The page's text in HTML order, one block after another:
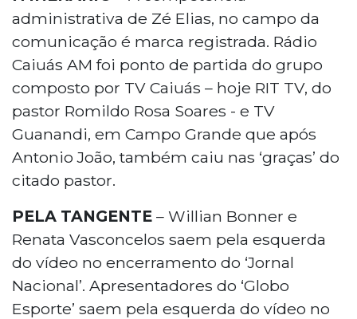
administrativa de Zé Elias, no campo da
comunicação é marca registrada. Rádio
Caiuás AM foi ponto de partida do grupo
composto por TV Caiuás – hoje RIT TV, do
pastor Romildo Rosa Soares - e TV
Guanandi, em Campo Grande que após
Antonio João, também caiu nas ‘graças’ do
citado pastor.
PELA TANGENTE – Willian Bonner e
Renata Vasconcelos saem pela esquerda
do vídeo no encerramento do ‘Jornal
Nacional’. Apresentadores do ‘Globo
Esporte’ saem pela esquerda do vídeo no